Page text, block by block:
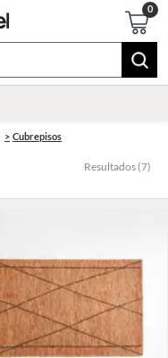
Cubrepisos
Resultados (7)